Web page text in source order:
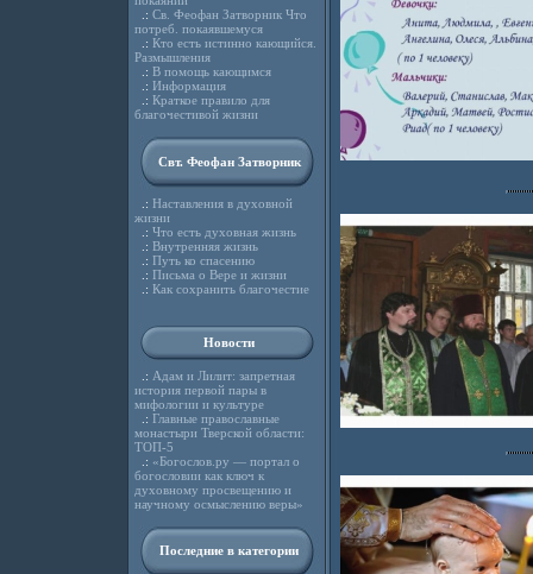
.: Св. Феофан Затворник Что
потреб. покаявшемуся
.: Кто есть истинно кающийся.
Размышления
.: В помощь кающимся
.: Информация
.: Краткое правило для
благочестивой жизни
Свт. Феофан Затворник
.: Наставления в духовной
жизни
.: Что есть духовная жизнь
.: Внутренняя жизнь
.: Путь ко спасению
.: Письма о Вере и жизни
.: Как сохранить благочестие
Новости
.: Адам и Лилит: запретная
история первой пары в
мифологии и культуре
.: Главные православные
монастыри Тверской области:
ТОП-5
.: «Богослов.ру — портал о
богословии как ключ к
духовному просвещению и
научному осмыслению веры»
Последние в категории